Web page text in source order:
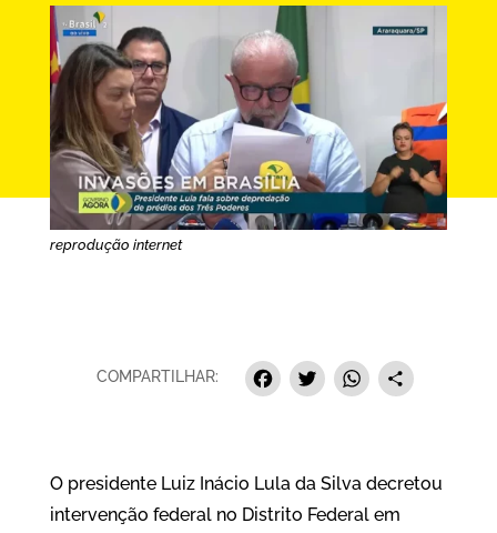
reprodução internet
COMPARTILHAR: Facebook
Twitter
O presidente Luiz Inácio Lula da Silva decretou
intervenção federal no Distrito Federal em